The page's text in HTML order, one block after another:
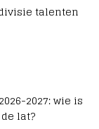
talenten
2027: wie is
lat?